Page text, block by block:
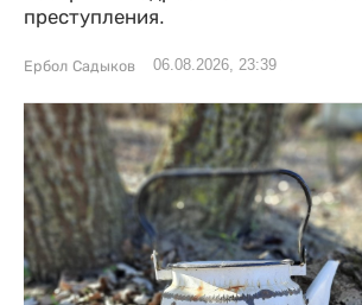
преступления.
Ербол Садыков 06.08.2026, 23:39